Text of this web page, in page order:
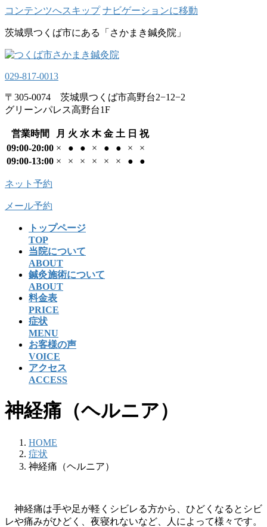
コンテンツへスキップ ナビゲーションに移動
茨城県つくば市にある「さかまき鍼灸院」
029-817-0013
〒305-0074 茨城県つくば市高野台2−12−2
グリーンパレス高野台1F
営業時間 月 火 水 木 金 土 日 祝
09:00-20:00 × ● ● × ● ● ×
×
09:00-13:00 × × × × × × ● ●
ネット予約
メール予約
トップページ
TOP
当院について
ABOUT
鍼灸施術について
ABOUT
料金表
PRICE
症状
MENU
お客様の声
VOICE
アクセス
ACCESS
神経痛（ヘルニア）
HOME
症状
神経痛（ヘルニア）
神経痛は手や足が軽くシビレる方から、ひどくなるとシビ
レや痛みがひどく、夜寝れないなど、人によって様々です。